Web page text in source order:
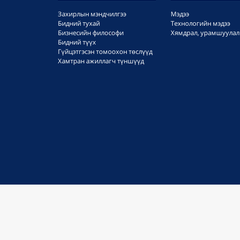
Захирлын мэндчилгээ
Бидний тухай
Бизнесийн философи
Бидний түүх
Гүйцэтгэсэн томоохон төслүүд
Хамтран ажиллагч түншүүд
Мэдээ
Технологийн мэдээ
Хямдрал, урамшуулал